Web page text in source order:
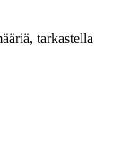
tarkastella